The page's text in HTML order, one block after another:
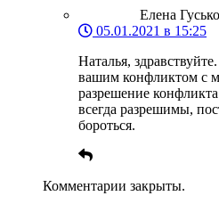
Елена
05.01.2021 в 15:25
Наталья,
вашим конфликтом с
разрешение
всегда разрешимы,
бороться.
Комментарии закрыты.